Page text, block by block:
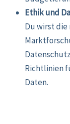
Ethik und
Du wirst
Richtlinien
Daten.